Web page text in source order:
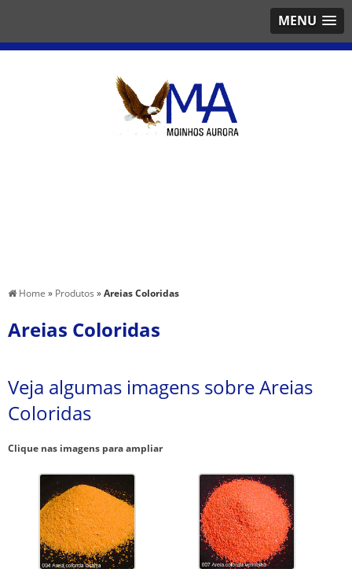
MENU
Home » Produtos »Areias Coloridas
Areias Coloridas
Veja algumas imagens sobre Areias
Coloridas
Clique nas imagens para ampliar